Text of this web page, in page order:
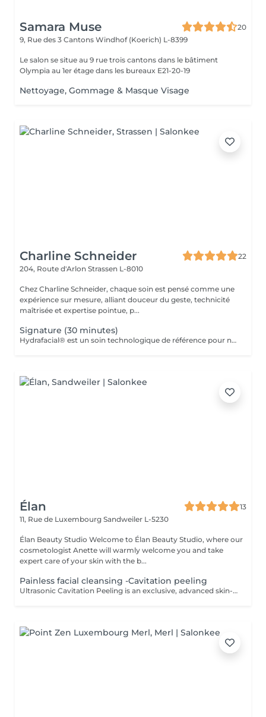
Samara Muse
20
9, Rue des 3 Cantons Windhof (Koerich) L-8399
Le salon se situe au 9 rue trois cantons dans le bâtiment
Olympia au 1er étage dans les bureaux E21-20-19
Nettoyage, Gommage & Masque Visage
Charline Schneider
22
204, Route d'Arlon Strassen L-8010
Chez Charline Schneider, chaque soin est pensé comme une
expérience sur mesure, alliant douceur du geste, technicité
maîtrisée et expertise pointue, p...
Signature (30 minutes)
Hydrafacial® est un soin technologique de référence pour nettoyer, purifier et hydrater la peau en profondeur. Son protocole exclusif repose sur 3 étapes essentielles : Nettoyer & exfolier Extraire & purifier Infuser & hydrater Résultat immédiat : une peau plus nette, plus lisse, plus lumineuse et durablement revitalisée. Ce soin n'est pas adapté aux femmes enceintes ou allaitantes, ainsi qu'aux personnes allergiques aux algues ou à l'aspirine.
Élan
13
11, Rue de Luxembourg Sandweiler L-5230
Élan Beauty Studio Welcome to Élan Beauty Studio, where our
cosmetologist Anette will warmly welcome you and take
expert care of your skin with the b...
Painless facial cleansing -Cavitation peeling
Ultrasonic Cavitation Peeling is an exclusive, advanced skin-cleansing ritual that combines cutting-edge ultrasound technology with exceptionally gentle, luxury care. The treatment delivers deep purification, instant freshness, and a visible improvement in skin quality all without irritation or downtime. Using the phenomenon of ultrasonic cavitation, microscopic air bubbles effectively remove dead skin cells, excess sebum, and impurities from the skin's surface. The result is a complexion that feels silky-smooth, perfectly cleansed, and naturally radiant. At the same time, the treatment stimulates microcirculation and supports the skin's natural regenerative processes. The Luxury Effect on Your Skin deeply cleansed, fresh, and luminous skin smoother, more refined skin texture reduced appearance of pores diminished blackheads and congestion improved firmness and elasticity enhanced absorption of active ingredients Indications skin in need of deep yet gentle cleansing sensitive and couperose-prone skin oily, combination, and problematic skin excess sebum and environmental impurities dull complexion and loss of radiance preparation of the skin for advanced skincare treatments Contraindications pregnancy pacemaker or metal implants cancer or active oncological conditions active skin inflammation or infection epilepsy recent skin damage or open wounds thrombosis The treatment is painless, comfortable, and deeply relaxing, making it an ideal luxury event-ready facial or a refined addition to an exclusive skincare program. For optimal and long-lasting results, a personalized treatment series is recommended.